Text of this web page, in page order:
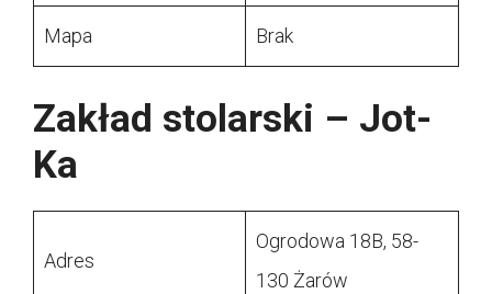
Mapa Brak
Zakład stolarski – Jot-
Ka
Adres
Ogrodowa 18B, 58-
130 Żarów